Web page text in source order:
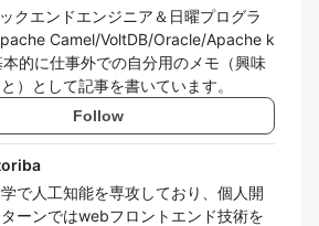
クエンドエンジニア＆日曜プログラ
Camel/VoltDB/Oracle/Apache k
的に仕事外での自分用のメモ（興味
）として記事を書いています。
Follow
で人工知能を専攻しており、個人開
ーンではwebフロントエンド技術を